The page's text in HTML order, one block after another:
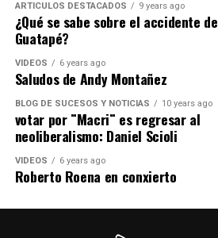
ARTICULOS DESTACADOS 9 years ago
¿Qué se sabe sobre el accidente de
Guatapé?
VIDEOS 6 years ago
Saludos de Andy Montañez
BLOG DE SUCESOS Y NOTICIAS 10 years ago
votar por ¨Macri¨ es regresar al
neoliberalismo: Daniel Scioli
VIDEOS 6 years ago
Roberto Roena en conxierto